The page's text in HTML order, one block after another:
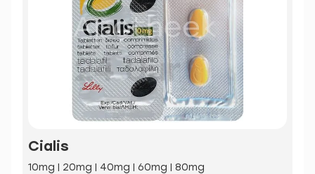
Cialis
10mg | 20mg | 40mg | 60mg | 80mg